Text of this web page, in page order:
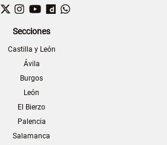
Facebook
TwitterInstagram
YouTubeDailymotion
Secciones
Castilla y León
Ávila
Burgos
León
El Bierzo
Palencia
Salamanca